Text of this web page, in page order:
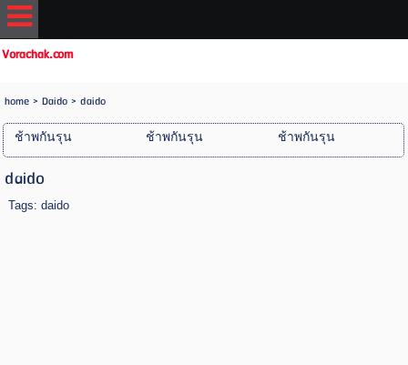
Vorachak.com
home> Daido > daido
ช้าพกันรุน ช้าพกันรุน ช้าพกันรุน
daido
Tags: daido